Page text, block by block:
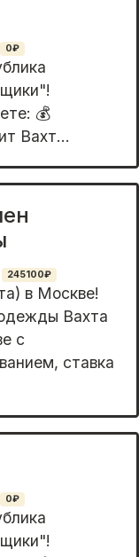
0₽
💰
Вaxт...
245100₽
в Москве!
Вахта
с
ставка
0₽